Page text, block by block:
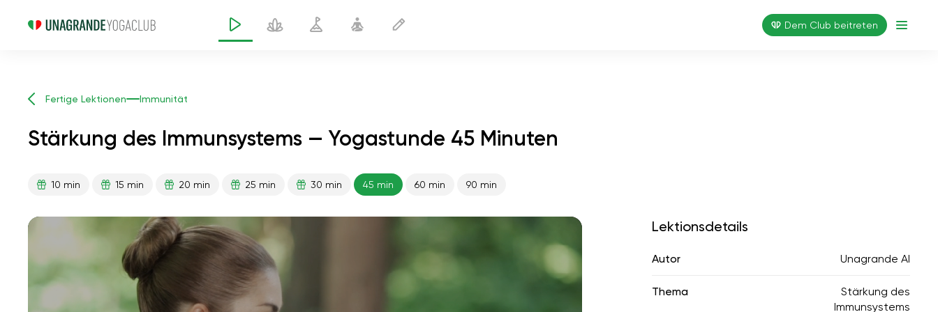
Dem Club beitreten
Fertige Lektionen Immunität
Stärkung des Immunsystems — Yogastunde 45 Minuten
10 min 15 min 20 min 25 min 30 min 45 min 60 min 90 min
flucht der seele
Lektionsdetails
Autor Unagrande AI
Thema
Stärkung des
Immunsystems